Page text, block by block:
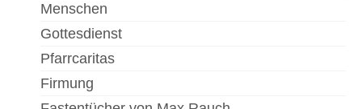
Menschen
Gottesdienst
Pfarrcaritas
Firmung